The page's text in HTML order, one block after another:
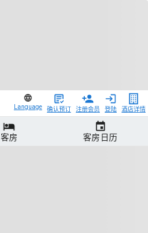
酒店详情
登陆
注册会员
确认预订
Language
客房 客房日历